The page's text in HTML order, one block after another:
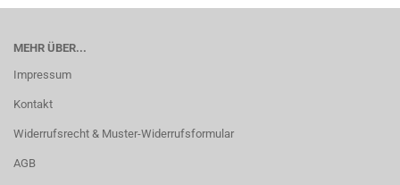
MEHR ÜBER...
Impressum
Kontakt
Widerrufsrecht & Muster-Widerrufsformular
AGB